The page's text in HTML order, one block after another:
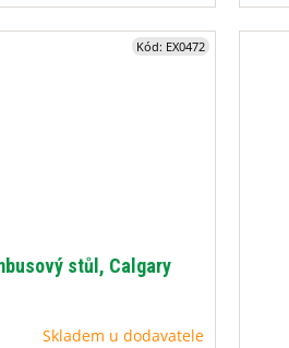
stůl, Calgary
Skladem u dodavatele
Kód: EX0472